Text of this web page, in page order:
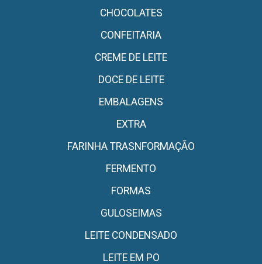
CHOCOLATES
CONFEITARIA
CREME DE LEITE
DOCE DE LEITE
EMBALAGENS
EXTRA
FARINHA TRASNFORMAÇÃO
FERMENTO
FORMAS
GULOSEIMAS
LEITE CONDENSADO
LEITE EM PO